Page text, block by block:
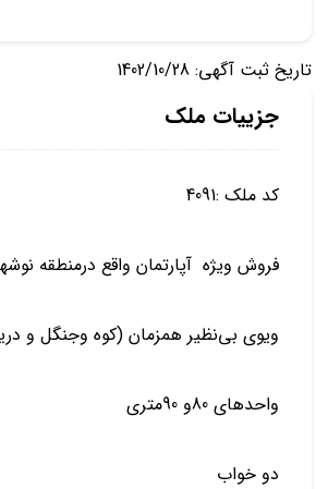
تاریخ ثبت آگهی: 1402/10/28
جزییات ملک
کد ملک :4091
فروش ویژه آپارتمان واقع درمنطقه
ویوی بی‌نظیر همزمان (کوه وجنگل و
واحد‌های 80و 90متری
دو خواب